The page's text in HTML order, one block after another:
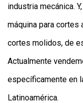
industria mecánica.
máquina para cortes
cortes molidos, de
Actualmente
específicamente en
Latinoamérica.